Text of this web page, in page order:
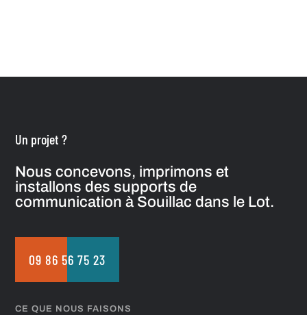
Un projet ?
Nous concevons, imprimons et
installons des supports de
communication à Souillac dans le Lot.
09 86 56 75 23
CE QUE NOUS FAISONS